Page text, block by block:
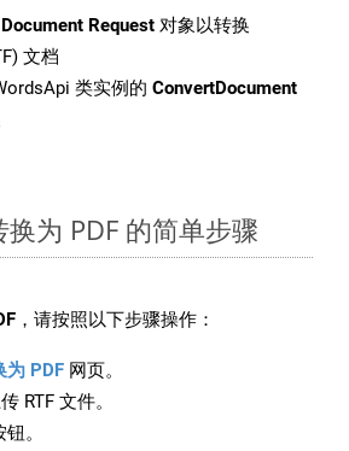
Request 对象以转换
文档
类实例的 ConvertDocument
换为 PDF 的简单步骤
，请按照以下步骤操作：
为 PDF 网页。
RTF 文件。
钮。